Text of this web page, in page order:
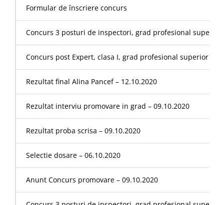
Formular de înscriere concurs
Concurs 3 posturi de inspectori, grad profesional
Concurs post Expert, clasa I, grad profesional superior
Rezultat final Alina Pancef – 12.10.2020
Rezultat interviu promovare in grad – 09.10.2020
Rezultat proba scrisa – 09.10.2020
Selectie dosare – 06.10.2020
Anunt Concurs promovare – 09.10.2020